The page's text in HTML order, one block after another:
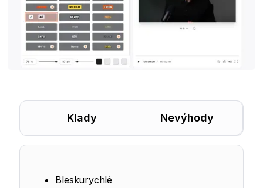
Klady Nevýhody
Bleskurychlé